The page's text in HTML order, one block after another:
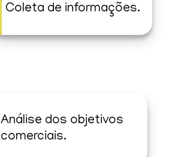
Coleta de informações.
Análise dos objetivos
comerciais.